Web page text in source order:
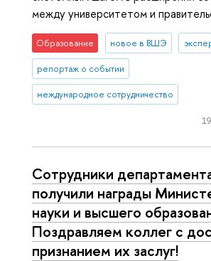
между университетом и
Образование новое в ВШЭ
репортаж о событии
международное сотрудничество
Сотрудники
получили награды
науки и высшего
Поздравляем коллег с
признанием их заслуг!